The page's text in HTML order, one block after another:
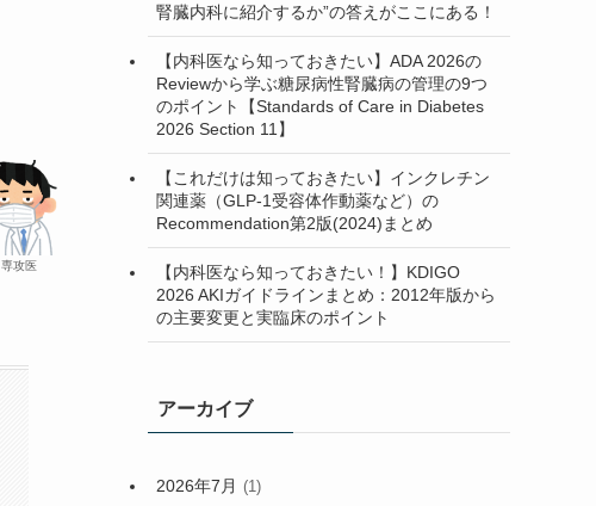
専攻医
(4)
(3)
(1)
(2)
(7)
腎臓内科に紹介するか”の答えがここにある！
【内科医なら知っておきたい】ADA 2026の
Reviewから学ぶ糖尿病性腎臓病の管理の9つ
のポイント【Standards of Care in Diabetes
2026 Section 11】
【これだけは知っておきたい】インクレチン
関連薬（GLP-1受容体作動薬など）の
Recommendation第2版(2024)まとめ
【内科医なら知っておきたい！】KDIGO
2026 AKIガイドラインまとめ：2012年版から
の主要変更と実臨床のポイント
アーカイブ
2026年7月 (1)